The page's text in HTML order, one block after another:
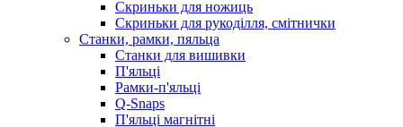
Скриньки для ножиць
Скриньки для рукоділля, смітнички
Станки, рамки, пяльца
Станки для вишивки
П'яльці
Рамки-п'яльці
Q-Snaps
П'яльці магнітні